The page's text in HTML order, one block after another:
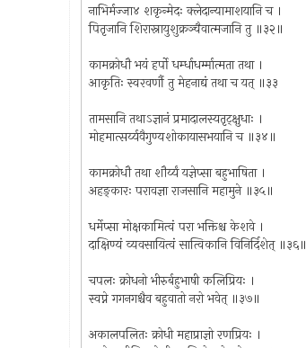
नाभिर्मज्जा४ शकृन्मेदः क्लेदान्यामाशयानि च ।
पितृजानि शिरास्नायुशुक्रञ्चैवात्मजानि तु ॥३२॥
कामक्रोधौ भयं हर्पो धर्म्धाधर्म्मात्मता तथा ।
आकृतिः स्वरवर्णौ तु मेहनाद्यं तथा च यत् ॥३३
तामसानि तथाऽज्ञानं प्रमादालस्यतृट्क्षुधाः ।
मोहमात्सर्य्यवैगुण्यशोकायासभयानि च ॥३४॥
कामक्रोधौ तथा शौर्य्यं यज्ञेप्सा बहुभाषिता ।
अहङ्कारः परावज्ञा राजसानि महामुने ॥३५॥
धर्मेप्सा मोक्षकामित्वं परा भक्तिश्च केशवे ।
दाक्षिण्यं व्यवसायित्वं सात्विकानि विनिर्दिशेत् ॥३६॥
चपलः क्रोधनो भीरुर्बहुभाषी कलिप्रियः ।
स्वप्ने गगनगश्चैव बहुवातो नरो भवेत् ॥३७॥
अकालपलितः क्रोधी महाप्राज्ञो रणप्रियः ।